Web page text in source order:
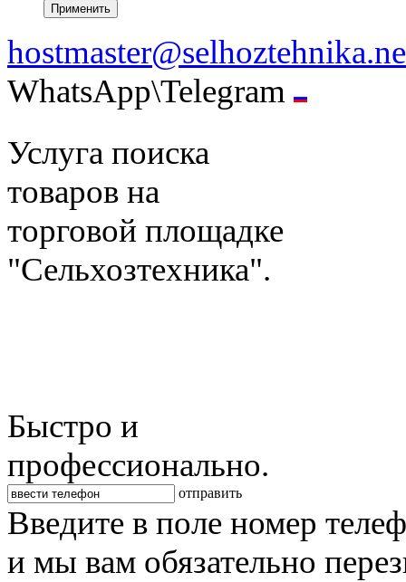
WhatsApp\Telegram
Услуга поиска
товаров на
торговой площадке
"Сельхозтехника".
Быстро и
профессионально.
отправить
Введите в поле номер
и мы вам обязательно